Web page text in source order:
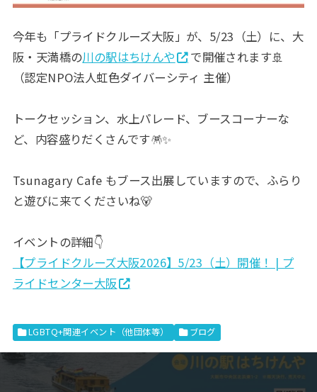
今年も「プライドクルーズ大阪」が、5/23（土）に、大
阪・天満橋の川の駅はちけんや
で開催されます🚢
（認定NPO法人虹色ダイバーシティ 主催）
トークセッション、水上パレード、ブースコーナーな
ど、内容盛りだくさんです🪅✨
Tsunagary Cafe もブース出展していますので、ふらり
と遊びに来てくださいね🐻
イベントの詳細👇
【プライドクルーズ大阪2026】5/23（土）開催！ | プ
ライドセンター大阪
LGBTQ+関連イベント（他団体等） ブログ